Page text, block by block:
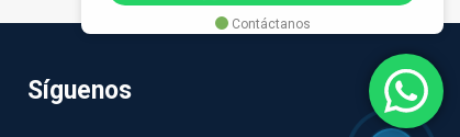
Síguenos
Contáctanos